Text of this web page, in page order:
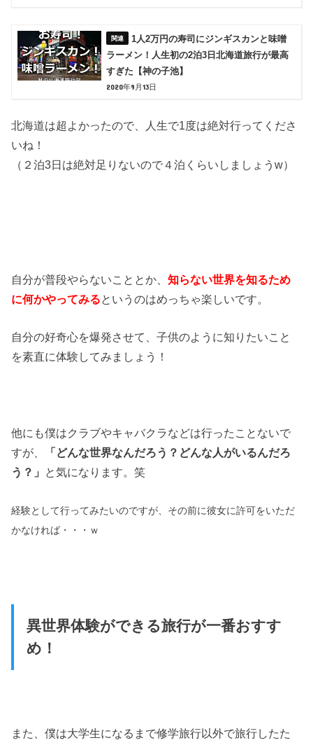
1人2万円の寿司にジンギスカンと味噌
ラーメン！人生初の2泊3日北海道旅行が最高
すぎた【神の子池】
2020年9月13日
北海道は超よかったので、人生で1度は絶対行ってくださ
いね！
（２泊3日は絶対足りないので４泊くらいしましょうw）
自分が普段やらないこととか、知らない世界を知るため
に何かやってみる というのはめっちゃ楽しいです。
自分の好奇心を爆発させて、子供のように知りたいこと
を素直に体験してみましょう！
他にも僕はクラブやキャバクラなどは行ったことないで
すが、
「どんな世界なんだろう？どんな人がいるんだろ
う？」 と気になります。笑
経験として行ってみたいのですが、その前に彼女に許可をいただ
かなければ・・・ｗ
異世界体験ができる旅行が一番おすす
め！
また、僕は大学生になるまで修学旅行以外で旅行したた